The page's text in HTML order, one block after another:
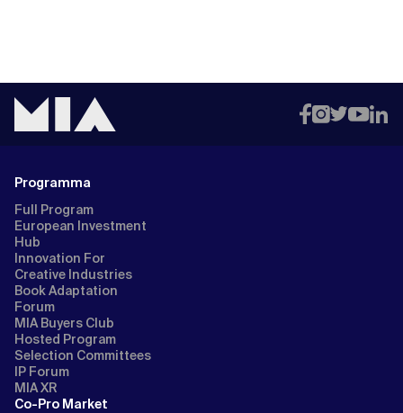
Programma
Full Program
European Investment
Hub
Innovation For
Creative Industries
Book Adaptation
Forum
MIA Buyers Club
Hosted Program
Selection Committees
IP Forum
MIA XR
Co-Pro Market